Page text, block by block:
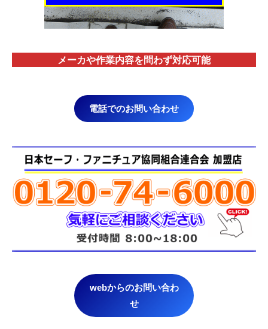
メーカや作業内容を問わず対応可能
電話でのお問い合わせ
webからのお問い合わ
せ